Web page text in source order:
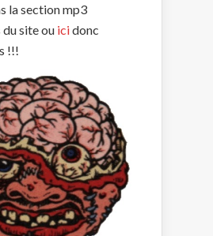
la section mp3
site ou icidonc
!!!